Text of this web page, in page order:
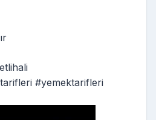
#yemektarifleri